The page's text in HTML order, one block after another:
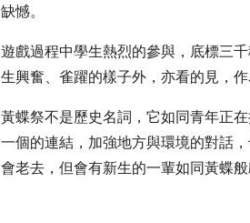
缺憾。
遊戲過程中學生熱烈的參與，底標三
生興奮、雀躍的樣子外，亦看的見，
黃蝶祭不是歷史名詞，它如同青年正
一個的連結，加強地方與環境的對話
會老去，但會有新生的一輩如同黃蝶